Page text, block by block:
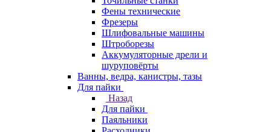
Фены технические
Фрезеры
Шлифовальные машины
Штроборезы
Аккумуляторные дрели и
шуруповёрты
Ванны, ведра, канистры, тазы
Для пайки
Назад
Для пайки
Паяльники